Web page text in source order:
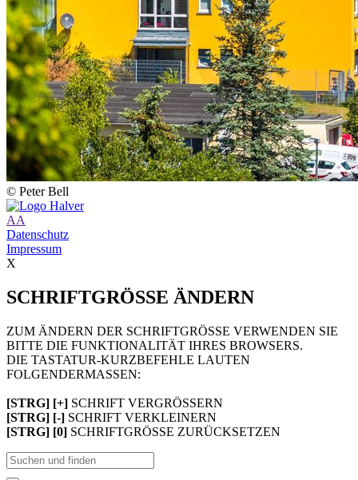
© Peter Bell
AA
Datenschutz
Impressum
X
SCHRIFTGRÖSSE ÄNDERN
ZUM ÄNDERN DER SCHRIFTGRÖSSE VERWENDEN SIE
BITTE DIE FUNKTIONALITÄT IHRES BROWSERS.
DIE TASTATUR-KURZBEFEHLE LAUTEN
FOLGENDERMASSEN:
[STRG] [+] SCHRIFT VERGRÖSSERN
[STRG] [-] SCHRIFT VERKLEINERN
[STRG] [0] SCHRIFTGRÖSSE ZURÜCKSETZEN